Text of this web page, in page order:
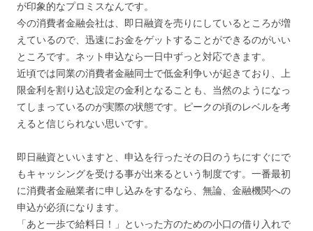
が印象的なプロミスなんです。
今の消費者金融会社は、即日融資を売りにしているところが増
えているので、迅速にお金をゲットすることができるのがいい
ところです。ネット申込なら一日中ずっと対応できます。
近頃では同業の消費者金融同士で低金利争いが起きており、上
限金利を割り込む設定の金利となることも、当然のようになっ
てしまっているのが実際の状態です。ピークの頃のレベルを考
えると信じられない思いです。
即日融資といいますと、申込を行ったその日のうちにすぐにで
もキャッシングを受ける事が出来るという制度です。一番最初
に消費者金融業者に申し込みをするなら、無論、金融機関への
申込が必須になります。
「あと一歩で給料日！」といった方のための小口の借り入れで